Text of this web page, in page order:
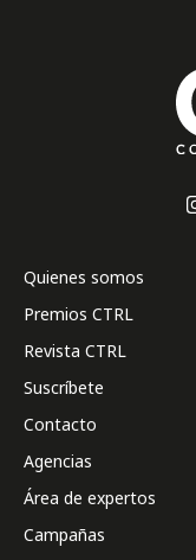
Quienes somos
Premios CTRL
Revista CTRL
Suscríbete
Contacto
Agencias
Área de expertos
Campañas